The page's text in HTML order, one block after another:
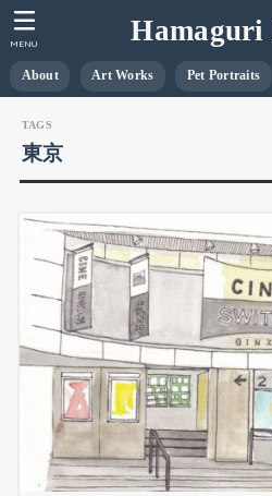
Hamaguri
About Art Works Pet Portraits
MENU
東京